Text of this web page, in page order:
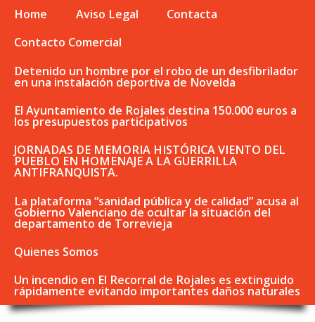
Home Aviso Legal
Contacta
Contacto Comercial
Detenido un hombre por el robo de un desfibrilador
en una instalación deportiva de Novelda
El Ayuntamiento de Rojales destina 150.000 euros a
los presupuestos participativos
JORNADAS DE MEMORIA HISTÓRICA VIENTO DEL
PUEBLO EN HOMENAJE A LA GUERRILLA
ANTIFRANQUISTA.
La plataforma “sanidad pública y de calidad” acusa al
Gobierno Valenciano de ocultar la situación del
departamento de Torrevieja
Quienes Somos
Un incendio en El Recorral de Rojales es extinguido
rápidamente evitando importantes daños naturales